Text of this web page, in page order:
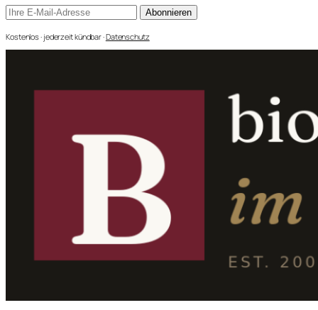
Abonnieren
Kostenlos · jederzeit kündbar ·Datenschutz